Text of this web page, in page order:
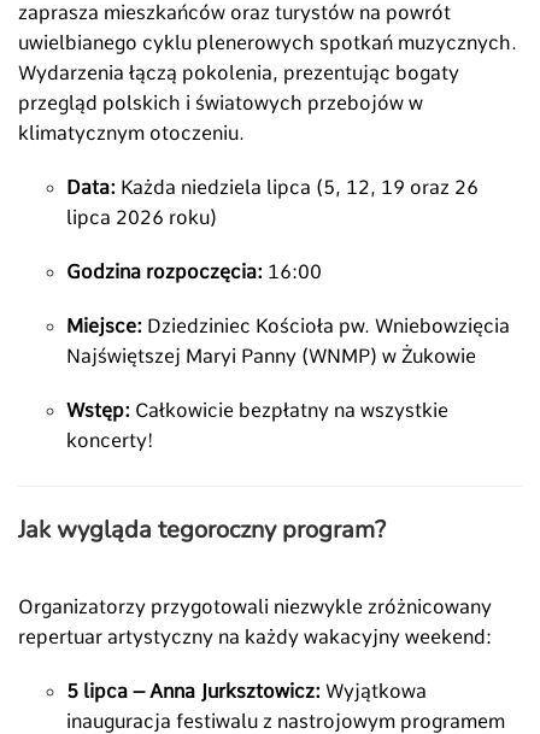
zaprasza mieszkańców oraz turystów na powrót
uwielbianego cyklu plenerowych spotkań muzycznych.
Wydarzenia łączą pokolenia, prezentując bogaty
przegląd polskich i światowych przebojów w
klimatycznym otoczeniu.
Data: Każda niedziela lipca (5, 12, 19 oraz 26
lipca 2026 roku)
Godzina rozpoczęcia: 16:00
Miejsce: Dziedziniec Kościoła pw. Wniebowzięcia
Najświętszej Maryi Panny (WNMP) w Żukowie
Wstęp: Całkowicie bezpłatny na wszystkie
koncerty!
Jak wygląda tegoroczny program?
Organizatorzy przygotowali niezwykle zróżnicowany
repertuar artystyczny na każdy wakacyjny weekend:
5 lipca – Anna Jurksztowicz: Wyjątkowa
inauguracja festiwalu z nastrojowym programem